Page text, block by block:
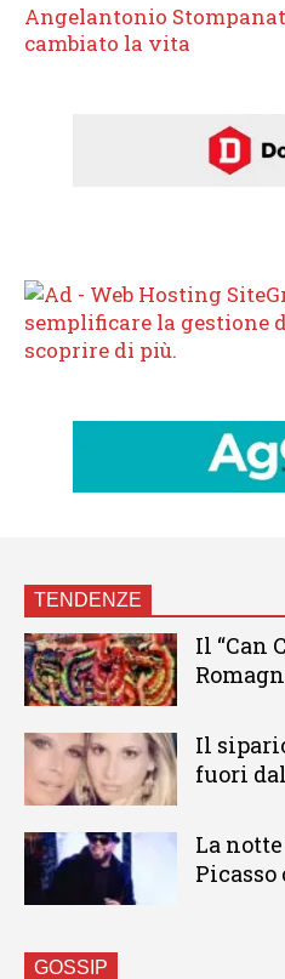
Angelantonio
cambiato la vita
TENDENZE
Il “Can
Il
fuori
La
GOSSIP